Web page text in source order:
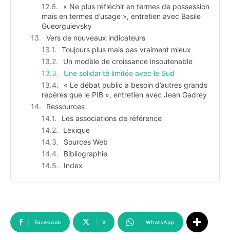
« Ne plus réfléchir en termes de possession
mais en termes d’usage », entretien avec Basile
Gueorguievsky
Vers de nouveaux indicateurs
Toujours plus mais pas vraiment mieux
Un modèle de croissance insoutenable
Une solidarité limitée avec le Sud
« Le débat public a besoin d’autres grands
repères que le PIB », entretien avec Jean Gadrey
Ressources
Les associations de référence
Lexique
Sources Web
Bibliographie
Index
Facebook X WhatsApp